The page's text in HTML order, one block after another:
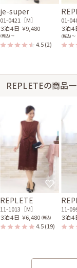
je-super
01-0421［M］
３泊４日 ￥9,480
(税込) 〜
4.5(2)
01-
３泊４
(税込) 〜
REPLETEの商品
REPLETE
11-1013［M］
３泊４日 ￥6,480 (税込)
4.5(19)
11-
３泊４